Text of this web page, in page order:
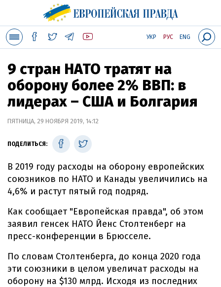
УКР РУС ENG
9 стран НАТО тратят на
оборону более 2% ВВП: в
лидерах – США и Болгария
ПЯТНИЦА, 29 НОЯБРЯ 2019, 14:12
ПОДЕЛИТЬСЯ:
В 2019 году расходы на оборону европейских
союзников по НАТО и Канады увеличились на
4,6% и растут пятый год подряд.
Как сообщает "Европейская правда", об этом
заявил генсек НАТО Йенс Столтенберг на
пресс-конференции в Брюсселе.
По словам Столтенберга, до конца 2020 года
эти союзники в целом увеличат расходы на
оборону на $130 млрд. Исходя из последних